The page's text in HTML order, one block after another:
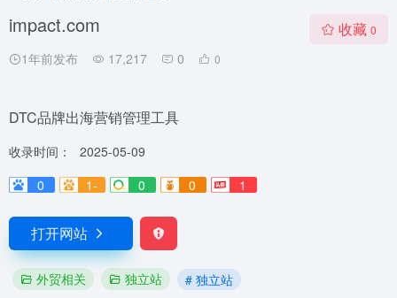
impact.com
1年前发布 17,217 0 0
收藏 0
DTC品牌出海营销管理工具
收录时间：
2025-05-09
0
1- 0 0 1
打开网站
外贸相关 独立站 # 独立站